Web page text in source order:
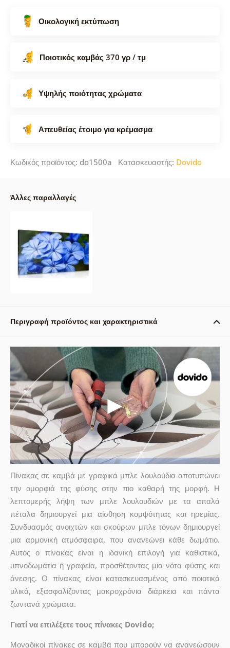
Οικολογική εκτύπωση
Ποιοτικός καμβάς 370 γρ / τμ
Υψηλής ποιότητας χρώματα
Απευθείας έτοιμο για κρέμασμα
Κωδικός προϊόντος: do1500a Κατασκευαστής: Dovido
Άλλες παραλλαγές
Περιγραφή προϊόντος και χαρακτηριστικά
Πίνακας σε καμβά με γραφικά μπλε λουλούδια αποτυπώνει
την ομορφιά της φύσης στην πιο καθαρή της μορφή. Η
λεπτομερής λήψη των μπλε λουλουδιών με τα απαλά
πέταλα δημιουργεί μια αίσθηση κομψότητας και ηρεμίας.
Συνδυασμός ανοιχτών και σκούρων μπλε τόνων δημιουργεί
μια αρμονική ατμόσφαιρα, που ανανεώνει κάθε δωμάτιο.
Αυτός ο πίνακας είναι η ιδανική επιλογή για καθιστικά,
υπνοδωμάτια ή γραφεία, προσθέτοντας μια νότα φύσης και
άνεσης. Ο πίνακας είναι κατασκευασμένος από ποιοτικά
υλικά, εξασφαλίζοντας μακροχρόνια διάρκεια και πάντα
ζωντανά χρώματα.
Γιατί να επιλέξετε τους πίνακες Dovido;
Μοναδικοί πίνακες σε καμβά που μπορούν να ανανεώσουν